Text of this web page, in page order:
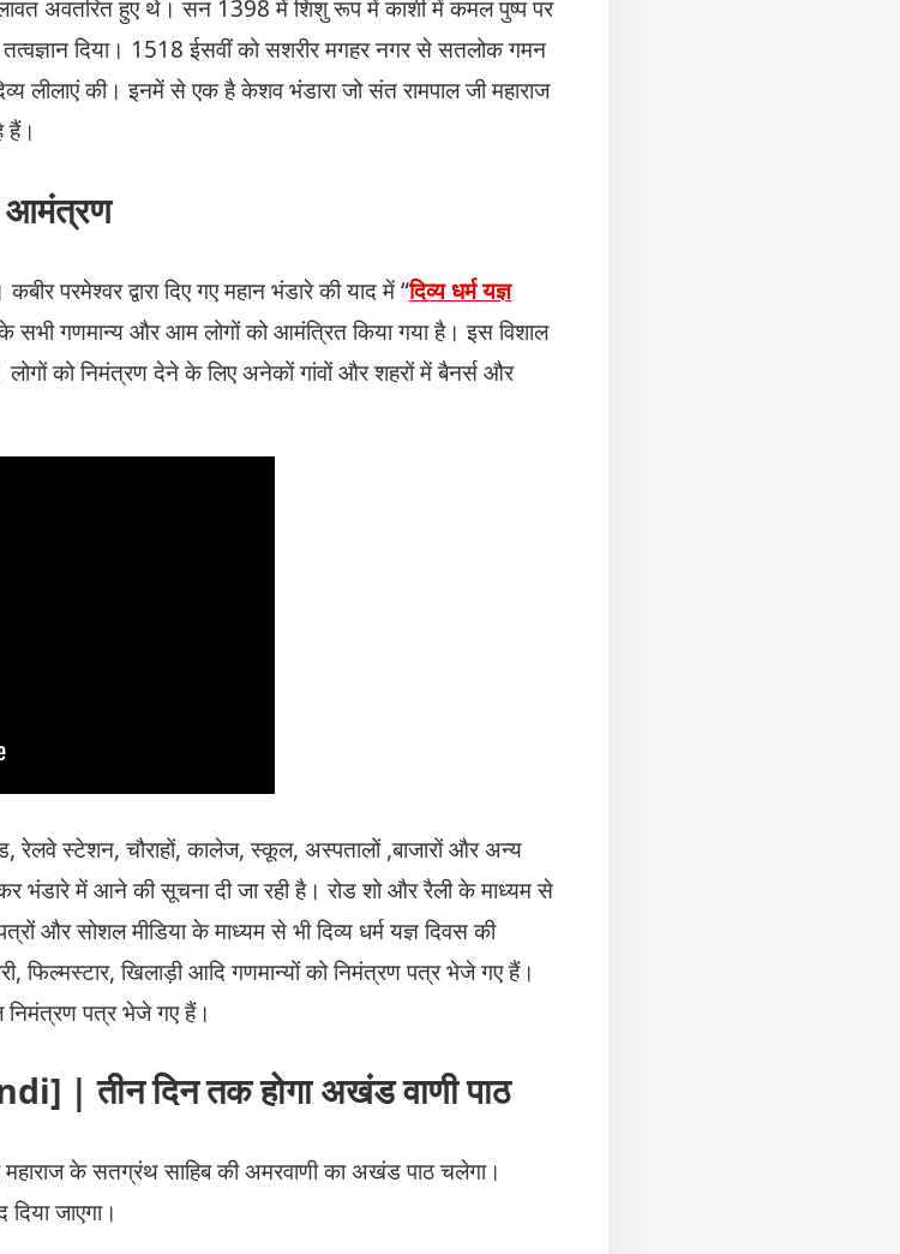
अवतरित हुए थे। सन 1398 में शिशु रूप में काशी में कमल पुष्प पर
दिया। 1518 ईसवीं को सशरीर मगहर नगर से सतलोक गमन
लीलाएं की। इनमें से एक है केशव भंडारा जो संत रामपाल जी महाराज
हैं।
आमंत्रण
परमेश्वर द्वारा दिए गए महान भंडारे की याद में “दिव्य धर्म यज्ञ
सभी गणमान्य और आम लोगों को आमंत्रित किया गया है। इस विशाल
लोगों को निमंत्रण देने के लिए अनेकों गांवों और शहरों में बैनर्स और
स्टेशन, चौराहों, कालेज, स्कूल, अस्पतालों ,बाजारों और अन्य
भंडारे में आने की सूचना दी जा रही है। रोड शो और रैली के माध्यम से
और सोशल मीडिया के माध्यम से भी दिव्य धर्म यज्ञ दिवस की
फिल्मस्टार, खिलाड़ी आदि गणमान्यों को निमंत्रण पत्र भेजे गए हैं।
निमंत्रण पत्र भेजे गए हैं।
| तीन दिन तक होगा अखंड वाणी पाठ
के सतग्रंथ साहिब की अमरवाणी का अखंड पाठ चलेगा।
जाएगा।